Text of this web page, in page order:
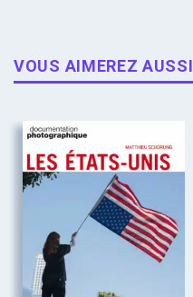
VOUS AIMEREZ AUSSI